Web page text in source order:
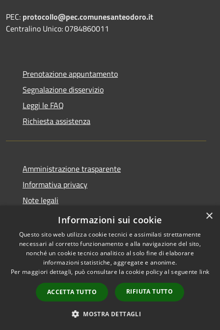
PEC: protocollo@pec.comunesanteodoro.it
Centralino Unico: 0784860011
Prenotazione appuntamento
Segnalazione disservizio
Leggi le FAQ
Richiesta assistenza
Amministrazione trasparente
Informativa privacy
Note legali
Dichiarazione di accessibilità
Accessibilità
Copyright © 2026 • Comune di
San Teodoro • Powered by
Municipium•
Accesso
redazione
×
Informazioni sui cookie
Questo sito web utilizza cookie tecnici e assimilati strettamente
necessari al corretto funzionamento e alla navigazione del sito,
nonché un cookie tecnico analitico al solo fine di elaborare
informazioni statistiche, aggregate e anonime.
Per maggiori dettagli, può consultare la cookie policy al seguente link
ACCETTA TUTTO RIFIUTA TUTTO
MOSTRA DETTAGLI